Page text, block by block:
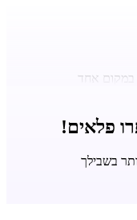
פלאים!
בשבילך